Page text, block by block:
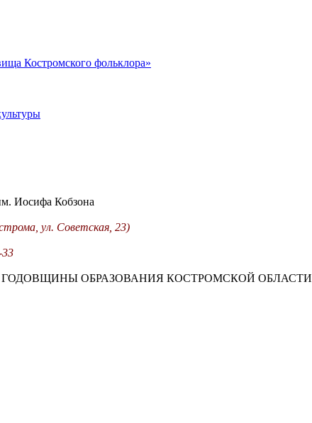
Костромского фольклора»
Иосифа Кобзона
ул. Советская, 23)
33
ГОДОВЩИНЫ ОБРАЗОВАНИЯ КОСТРОМСКОЙ ОБЛАСТИ